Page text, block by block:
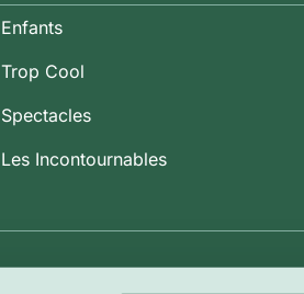
Enfants
Trop Cool
Spectacles
Les Incontournables